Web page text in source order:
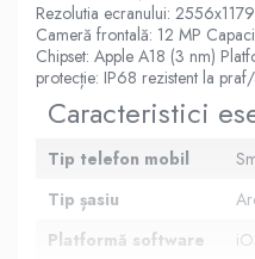
Rezolutia ecranului:
Cameră frontală: 12 MP
Chipset: Apple A18 (3 nm)
protecție: IP68 rezistent la
Caracteristici
Tip telefon mobil
Tip șasiu
Platformă software